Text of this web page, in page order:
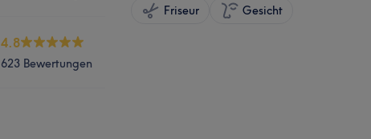
4.8
623 Bewertungen
Friseur Gesicht